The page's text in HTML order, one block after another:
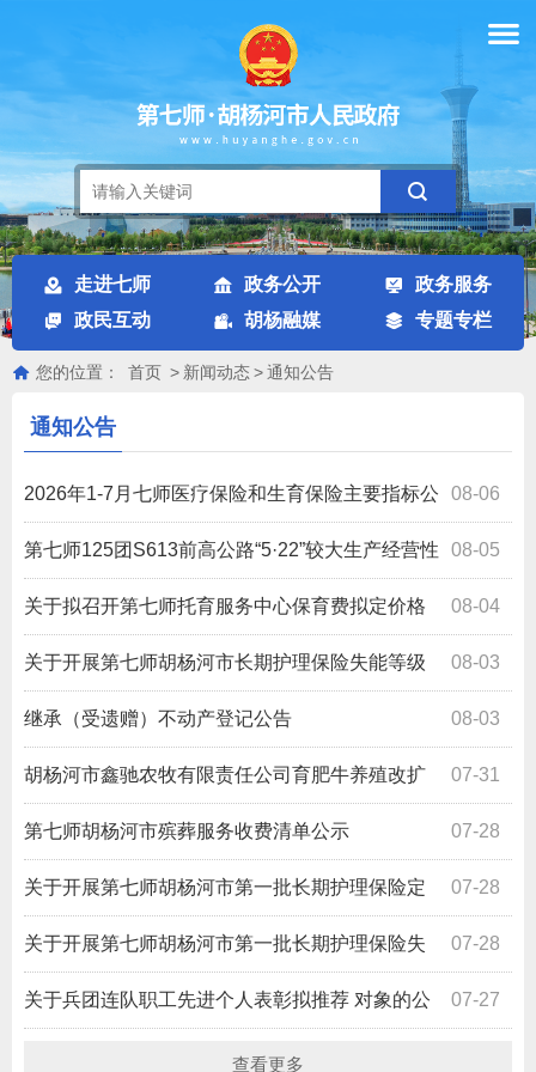
走进七师 政务公开
政务服务
政民互动
胡杨融媒 专题专栏
您的位置： 首页 > 新闻动态>通知公告
通知公告
08-06
2026年1-7月七师医疗保险和生育保险主要指标公
布 08-05
第七师125团S613前高公路“5·22”较大生产经营性
道路交通事故调查报告 08-04
关于拟召开第七师托育服务中心保育费拟定价格
方案听证会的公告 08-03
关于开展第七师胡杨河市长期护理保险失能等级
评估预申请的公告 08-03
继承（受遗赠）不动产登记公告
07-31
胡杨河市鑫驰农牧有限责任公司育肥牛养殖改扩
建建设项目环境影响评价公众参与拟报批公示 07-28
第七师胡杨河市殡葬服务收费清单公示
07-28
关于开展第七师胡杨河市第一批长期护理保险定
点服务机构准入工作的公告 07-28
关于开展第七师胡杨河市第一批长期护理保险失
能等级评估定点机构准入工作的公告 07-27
关于兵团连队职工先进个人表彰拟推荐 对象的公
查看更多